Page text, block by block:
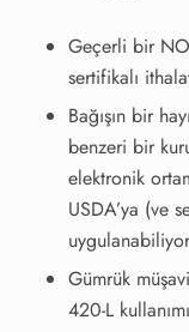
Geçerli bir
sertifikalı
Bağışın bir
benzeri bir
elektronik
USDA’ya (ve
Gümrük
420-L